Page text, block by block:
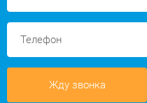
Жду звонка